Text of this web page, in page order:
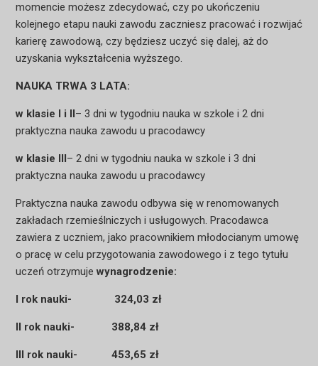
momencie możesz zdecydować, czy po ukończeniu
kolejnego etapu nauki zawodu zaczniesz pracować i rozwijać
karierę zawodową, czy będziesz uczyć się dalej, aż do
uzyskania wykształcenia wyższego.
NAUKA TRWA 3 LATA:
w klasie I i II– 3 dni w tygodniu nauka w szkole i 2 dni
praktyczna nauka zawodu u pracodawcy
w klasie III– 2 dni w tygodniu nauka w szkole i 3 dni
praktyczna nauka zawodu u pracodawcy
Praktyczna nauka zawodu odbywa się w renomowanych
zakładach rzemieślniczych i usługowych. Pracodawca
zawiera z uczniem, jako pracownikiem młodocianym umowę
o pracę w celu przygotowania zawodowego i z tego tytułu
uczeń otrzymuje wynagrodzenie:
I rok nauki- 324,03 zł
II rok nauki- 388,84 zł
III rok nauki- 453,65 zł